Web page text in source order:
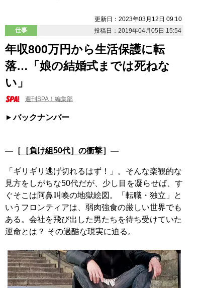
更新日：2023年03月12日 09:10
仕事
投稿日：2019年04月05日 15:54
年収800万円から生活保護に転
落…「娘の結婚式までは死ねな
い」
週刊SPA！編集部
バックナンバー
―［ ［負け組50代］の衝撃］―
「ギリギリ逃げ切れるはず！」。そんな楽観的な
見方をしがちな50代だが、少し目を凝らせば、す
ぐそこは阿鼻叫喚の地獄絵図。「転職・独立」と
いうフロンティアは、弱肉強食の厳しい世界でも
ある。会社を飛び出した男たちを待ち受けていた
運命とは？ その過酷な現実に迫る。